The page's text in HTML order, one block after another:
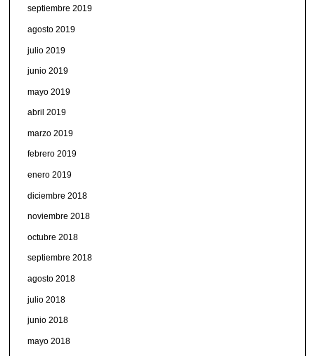
septiembre 2019
agosto 2019
julio 2019
junio 2019
mayo 2019
abril 2019
marzo 2019
febrero 2019
enero 2019
diciembre 2018
noviembre 2018
octubre 2018
septiembre 2018
agosto 2018
julio 2018
junio 2018
mayo 2018